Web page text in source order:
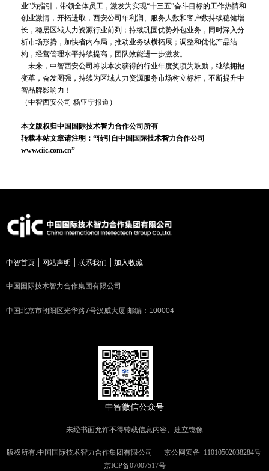
业”为指引，带领全体员工，激发为实现“十三五”奋斗目标的工作热情和
创业激情，开拓进取，西安公司年利润、服务人数和客户数持续稳健增
长，稳居区域人力资源行业前列；持续巩固优势外包业务，同时深入分
析市场形势，加快省内布局，推动业务纵横拓展；调整和优化产品结
构，经营管理水平持续提高，团队效能进一步激发。
未来，中智西安公司将以本次获得的行业年度奖项为鼓励，继续拥抱
变革，奋发图强，持续为区域人力资源服务市场树立标杆，不断提升中
智品牌影响力！
（中智西安公司 杨亚宁报道）
本文版权归中国国际技术智力合作公司所有
转载本站文章请注明：“转引自中国国际技术智力合作公司
www.ciic.com.cn”
中智首页 网站声明 联系我们 加入收藏
中国国际技术智力合作集团有限公司
中国北京市朝阳区光华路7号汉威大厦 邮编：100004
中智微信公众号
未经书面允许不得转载信息内容、建立镜像
版权所有:中国国际技术智力合作集团有限公司 京公网安备 11010502038284号
京ICP备07007517号